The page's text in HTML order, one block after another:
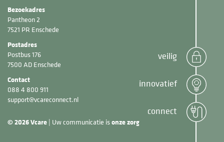
Bezoekadres
Pantheon 2
7521 PR Enschede
Postadres
Postbus 176
7500 AD Enschede
Contact
088 4 800 911
support@vcareconnect.nl
© 2026Vcare | Uw communicatie isonze zorg
veilig
innovatief
connect